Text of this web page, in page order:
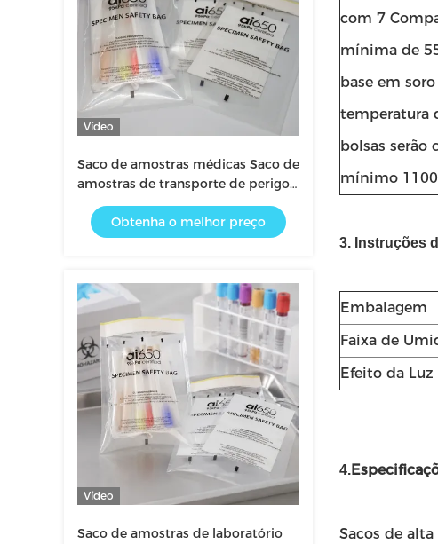
Vídeo
Saco de amostras médicas Saco de
amostras de transporte de perigo
biológico
Obtenha o melhor preço
Vídeo
Saco de amostras de laboratório
com 7
mínima de
base em
temperatura
bolsas serão
mínimo
3. Instruções
Embalagem
Faixa de
Efeito da Luz
4.
Sacos de